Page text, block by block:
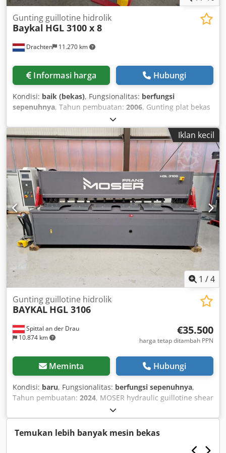
Drachten 11.270 km
Gunting guillotine hidrolik
Baykal HGL 3100 x 8
Informasi harga Hubungi
Kondisi: baik (bekas), Fungsionalitas: berfungsi
sepenuhnya, Tahun pembuatan: 2006, Gunting plat bekas
3 meter Baykal Tipe: HGL 3100 x 8 Kapasitas: 3100 x 8 mm
(baja) Crsdpfx Aiezgt Tboxof NC stopper belakang elektrik
Tahun pembuatan: 2006
Iklan kecil
1 /4
Spittal an der Drau
10.874 km
Gunting guillotine hidrolik
BAYKAL HGL 3106
€35.500
harga tetap ditambah PPN
Meminta Hubungi
Kondisi: baru, Fungsionalitas: berfungsi sepenuhnya,
Tahun pembuatan: 2024, MOSER hydraulic guillotine shear
Model: HGL 3106 Stock machine Serial No.: 30603 Year of
manufacture: 10/2024 Specification: - Swing-cut design -
Upper blade: double cutting edge - Lower blade: four
cutting edges - Designed for single and continuous stroke -
Motorized blade gap adjustment - Motorized backgauge
Temukan lebih banyak mesin bekas